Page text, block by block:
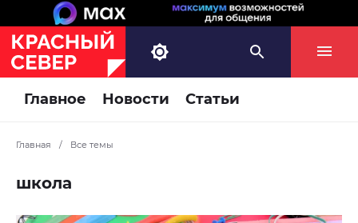
Главное Новости Статьи
Главная / Все темы
школа